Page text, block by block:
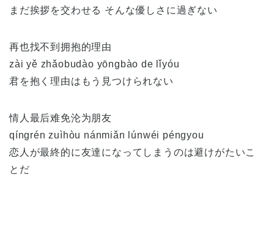
まだ挨拶を交わせる そんな優しさに過ぎない
再也找不到拥抱的理由
zài yě zhǎobudào yōngbào de lǐyóu
君を抱く理由はもう見つけられない
情人最后难免沦为朋友
qíngrén zuìhòu nánmiǎn lúnwéi péngyou
恋人が最終的に友達になってしまうのは避けがたいこ
とだ